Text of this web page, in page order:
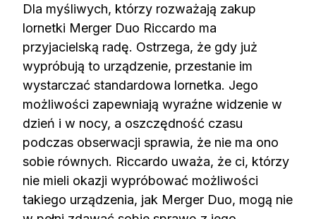
Dla myśliwych, którzy rozważają zakup
lornetki Merger Duo Riccardo ma
przyjacielską radę. Ostrzega, że gdy już
wypróbują to urządzenie, przestanie im
wystarczać standardowa lornetka. Jego
możliwości zapewniają wyraźne widzenie w
dzień i w nocy, a oszczędność czasu
podczas obserwacji sprawia, że nie ma ono
sobie równych. Riccardo uważa, że ci, którzy
nie mieli okazji wypróbować możliwości
takiego urządzenia, jak Merger Duo, mogą nie